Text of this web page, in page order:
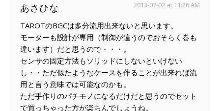
あさひな 2013-07-02 at 11:26 AM
TAROTのBGCは多分流用出来ないと思います。
モーターも設計が専用（制御が違うのでおそらく巻も
違います）だと思うので・・・。
センサの固定方法もソリッドにしないといけない
し・・ただ似たようなケースを作ることが出来れば流
用と言う意味では可能なのかも。
ただ手作りのパチモノになるだけだと思うのでセット
で買っちゃった方が楽ちんでしょうね。